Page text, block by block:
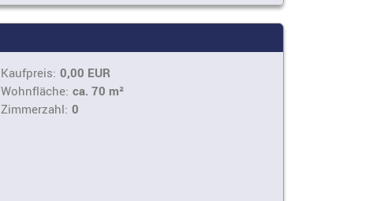
Kaufpreis: 0,00 EUR
Wohnfläche: ca. 70 m²
Zimmerzahl: 0